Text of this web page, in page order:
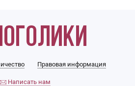
Правовая информация
Написать нам